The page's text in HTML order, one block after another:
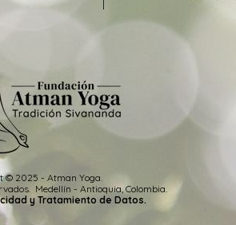
© 2025 - Atman Yoga.
. Medellín - Antioquia, Colombia.
y Tratamiento de Datos.